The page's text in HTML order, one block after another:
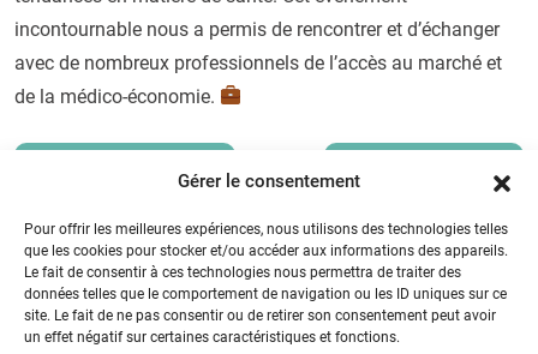
Gérer le consentement
Pour offrir les meilleures expériences, nous utilisons des technologies telles
que les cookies pour stocker et/ou accéder aux informations des appareils.
Le fait de consentir à ces technologies nous permettra de traiter des
données telles que le comportement de navigation ou les ID uniques sur ce
site. Le fait de ne pas consentir ou de retirer son consentement peut avoir
un effet négatif sur certaines caractéristiques et fonctions.
incontournable nous a permis de rencontrer et d’échanger
avec de nombreux professionnels de l’accès au marché et
de la médico-économie.
< Article précédent